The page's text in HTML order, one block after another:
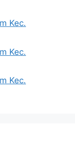
Kec.
Kec.
Kec.